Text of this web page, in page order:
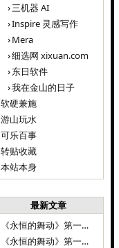
三机器 AI
Inspire 灵感写作
Mera
细选网 xixuan.com
东日软件
我在金山的日子
软硬兼施
游山玩水
可乐百事
转贴收藏
本站本身
最新文章
《永恒的舞动》第一百二十八章
《永恒的舞动》第一百二十七章